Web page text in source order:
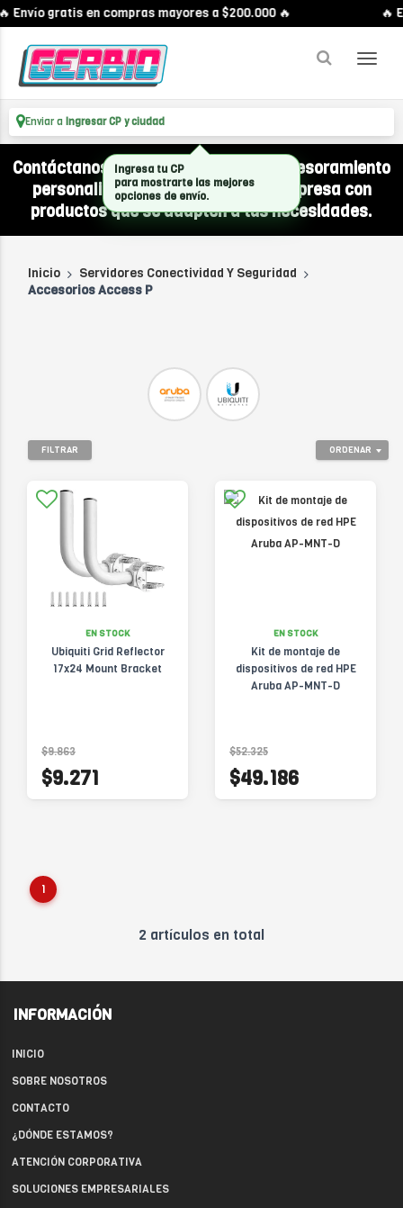
Envío gratis en compras mayores a $200.000 🔥 🔥
Enviar a Ingresar CP y ciudad
Contáctanos por WhatsApp y recibí asesoramiento
personalizado para equipar a tu empresa con
productos que se adapten a tus necesidades.
Inicio
Servidores Conectividad Y Seguridad
Accesorios Access P
ORDENAR
FILTRAR
EN STOCK
Ubiquiti Grid Reflector
17x24 Mount Bracket
$9.863
$9.271
EN STOCK
Kit de montaje de
dispositivos de red HPE
Aruba AP-MNT-D
$52.325
$49.186
1
2 artículos en total
INFORMACIÓN
INICIO
SOBRE NOSOTROS
CONTACTO
¿DÓNDE ESTAMOS?
ATENCIÓN CORPORATIVA
SOLUCIONES EMPRESARIALES
Ingresa tu CP
para mostrarte las mejores
opciones de envío.